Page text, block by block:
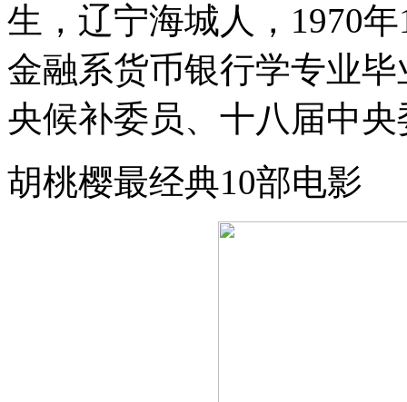
生，辽宁海城人，1970
金融系货币银行学专业
央候补委员、十八届中央
胡桃樱最经典10部